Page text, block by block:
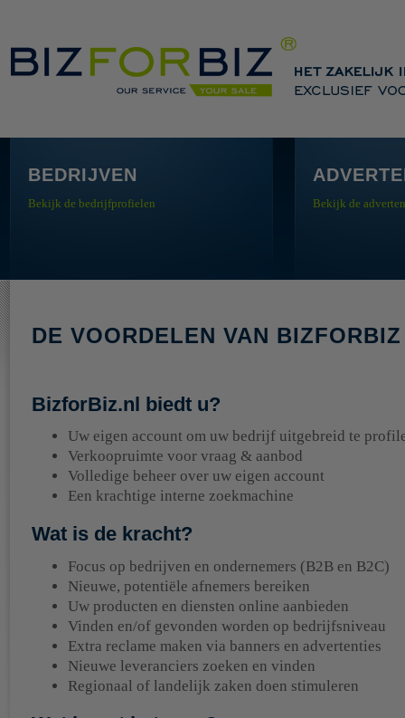
BEDRIJVEN
Bekijk de bedrijfprofielen Bekijk de
DE VOORDELEN VAN BIZFORBIZ
BizforBiz.nl biedt u?
Uw eigen account om uw bedrijf uitgebreid te
Verkoopruimte voor vraag & aanbod
Volledige beheer over uw eigen account
Een krachtige interne zoekmachine
Wat is de kracht?
Focus op bedrijven en ondernemers (B2B en B2C)
Nieuwe, potentiële afnemers bereiken
Uw producten en diensten online aanbieden
Vinden en/of gevonden worden op bedrijfsniveau
Extra reclame maken via banners en advertenties
Nieuwe leveranciers zoeken en vinden
Regionaal of landelijk zaken doen stimuleren